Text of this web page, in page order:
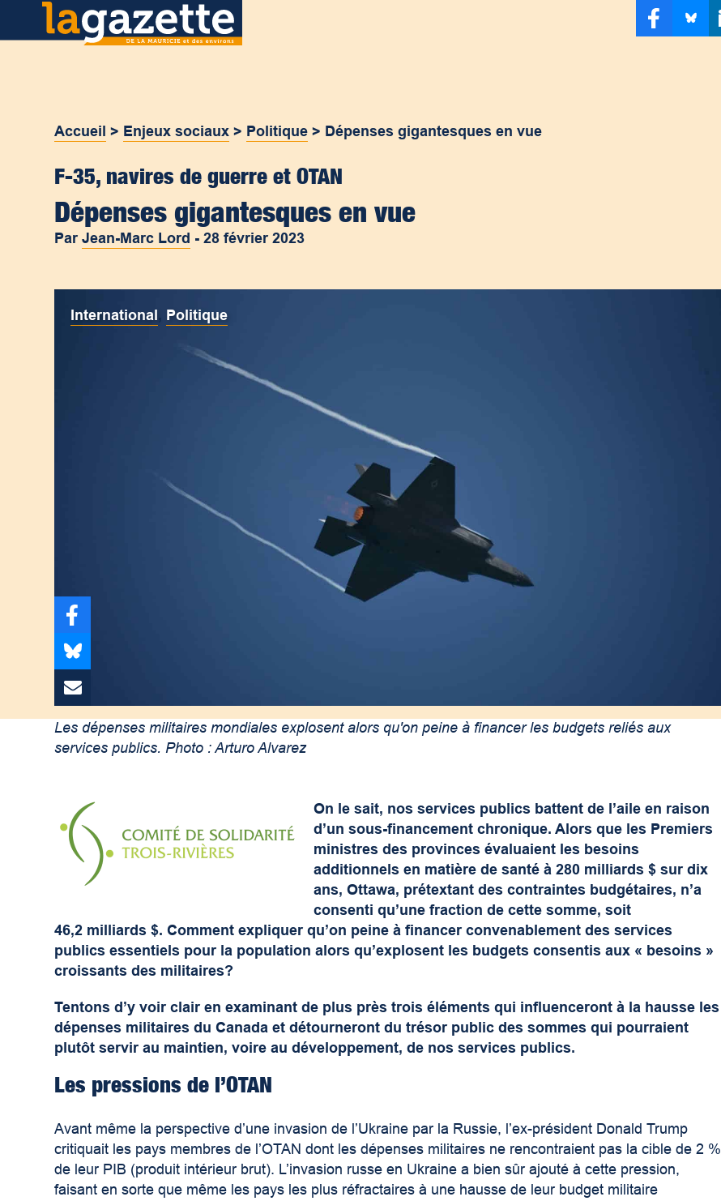
Accueil > Enjeux sociaux > Politique > Dépenses gigantesques en vue
F-35, navires de guerre et OTAN
Dépenses gigantesques en vue
ParJean-Marc Lord -28 février 2023
International Politique
Les dépenses militaires mondiales explosent alors qu'on peine à financer les budgets reliés aux
services publics. Photo : Arturo Alvarez
On le sait, nos services publics battent de l’aile en raison
d’un sous-financement chronique. Alors que les Premiers
ministres des provinces évaluaient les besoins
additionnels en matière de santé à 280 milliards $ sur dix
ans, Ottawa, prétextant des contraintes budgétaires, n’a
consenti qu’une fraction de cette somme, soit
46,2 milliards $. Comment expliquer qu’on peine à financer convenablement des services
publics essentiels pour la population alors qu’explosent les budgets consentis aux « besoins »
croissants des militaires?
Tentons d’y voir clair en examinant de plus près trois éléments qui influenceront à la hausse les
dépenses militaires du Canada et détourneront du trésor public des sommes qui pourraient
plutôt servir au maintien, voire au développement, de nos services publics.
Les pressions de l’OTAN
Avant même la perspective d’une invasion de l’Ukraine par la Russie, l’ex-président Donald Trump
critiquait les pays membres de l’OTAN dont les dépenses militaires ne rencontraient pas la cible de 2 %
de leur PIB (produit intérieur brut). L’invasion russe en Ukraine a bien sûr ajouté à cette pression,
faisant en sorte que même les pays les plus réfractaires à une hausse de leur budget militaire